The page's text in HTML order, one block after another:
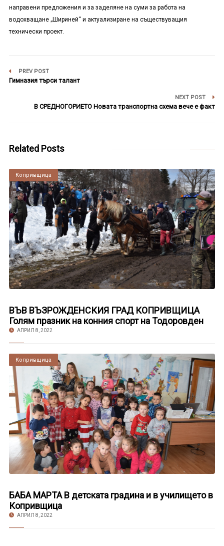
направени предложения и за заделяне на суми за работа на
водохващане „Шириней“ и актуализиране на съществуващия
технически проект.
PREV POST
Гимназия търси талант
NEXT POST
В СРЕДНОГОРИЕТО Новата транспортна схема вече е факт
Related Posts
Копривщица
ВЪВ ВЪЗРОЖДЕНСКИЯ ГРАД КОПРИВЩИЦА
Голям празник на конния спорт на Тодоровден
АПРИЛ 8, 2022
Копривщица
БАБА МАРТА В детската градина и в училището в
Копривщица
АПРИЛ 8, 2022